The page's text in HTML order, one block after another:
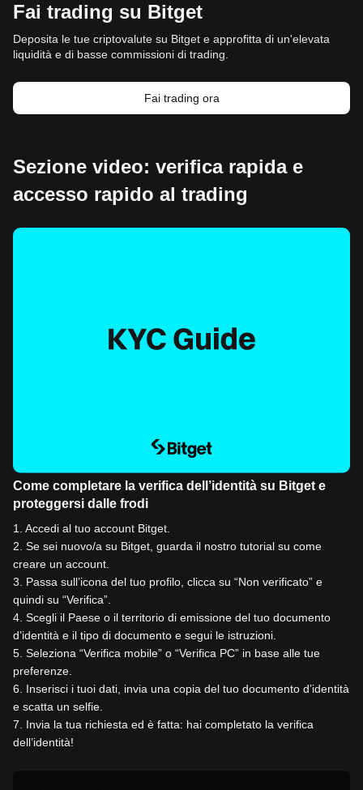
Fai trading su Bitget
Deposita le tue criptovalute su Bitget e approfitta di un'elevata
liquidità e di basse commissioni di trading.
Fai trading ora
Sezione video: verifica rapida e
accesso rapido al trading
Come completare la verifica dell’identità su Bitget e
proteggersi dalle frodi
1
Accedi al tuo account Bitget.
2 Se sei nuovo/a su Bitget, guarda il nostro tutorial su come
creare un account.
3
Passa sull’icona del tuo profilo, clicca su “Non verificato” e
quindi su “Verifica”.
4 Scegli il Paese o il territorio di emissione del tuo documento
d’identità e il tipo di documento e segui le istruzioni.
5 Seleziona “Verifica mobile” o “Verifica PC” in base alle tue
preferenze.
6
Inserisci i tuoi dati, invia una copia del tuo documento d’identità
e scatta un selfie.
7
Invia la tua richiesta ed è fatta: hai completato la verifica
dell’identità!